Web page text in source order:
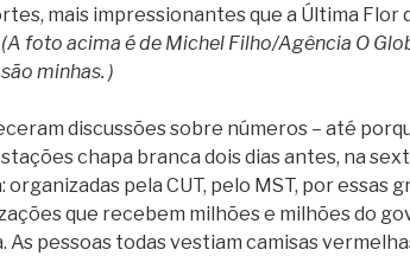
mais impressionantes que a Última Flor
(A foto acima é de Michel Filho/Agência O
minhas. )
discussões sobre números – até
chapa branca dois dias antes, na
organizadas pela CUT, pelo MST, por essas
que recebem milhões e milhões do
As pessoas todas vestiam camisas